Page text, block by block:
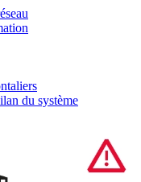
du système